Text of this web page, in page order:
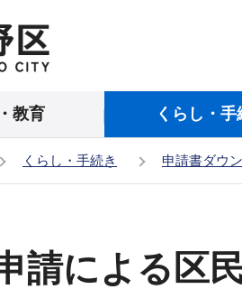
教育 くらし・手
くらし・手続き 申請書ダウ
請による区